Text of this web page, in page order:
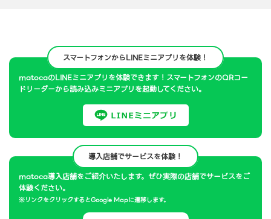
スマートフォンからLINEミニアプリを体験！
matocaのLINEミニアプリを体験できます！スマートフォンのQRコー
ドリーダーから読み込みミニアプリを起動してください。
導入店舗でサービスを体験！
matoca導入店舗をご紹介いたします。ぜひ実際の店舗でサービスをご
体験ください。
※リンクをクリックするとGoogle Mapに遷移します。